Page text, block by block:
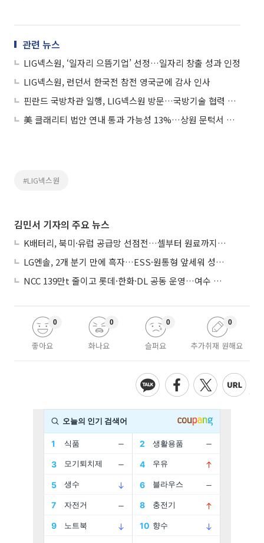
관련 뉴스
LIG넥스원, ‘일자리 으뜸기업’ 선정…일자리 창출 성과 인정
LIG넥스원, 런던서 한국전 참전 영국군에 감사 인사
핀란드 국방차관 일행, LIG넥스원 방문…국방기술 협력 모색
美 클래리티 법안 연내 통과 가능성 13%…상원 문턱서 제동
#LIG넥스원
김민서 기자의 주요 뉴스
K배터리, 북미·유럽 공급망 선점전…셀부터 원료까지 현지화
LG엔솔, 2개 분기 만에 흑자…ESS·원통형 앞세워 성장 가속
NCC 139만t 줄이고 롯데·한화·DL 공동 운영…여수 1호 본궤도
좋아요
0
화나요
0
슬퍼요
0
추가취재 원해요
0